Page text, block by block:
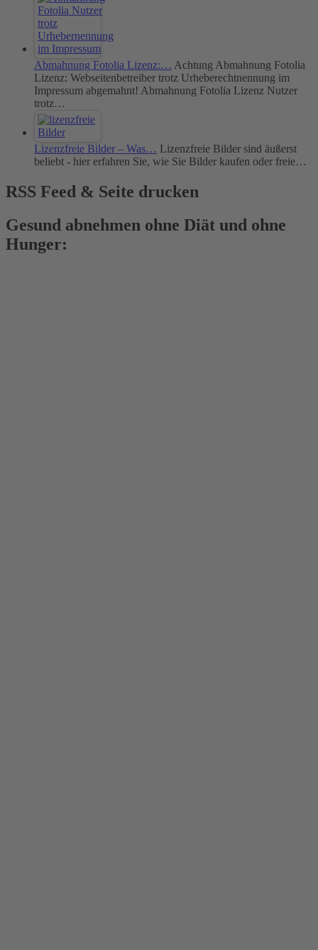
Abmahnung Fotolia Lizenz:… Achtung Abmahnung Fotolia
Lizenz: Webseitenbetreiber trotz Urheberechtnennung im
Impressum abgemahnt! Abmahnung Fotolia Lizenz Nutzer
trotz…
Lizenzfreie Bilder – Was… Lizenzfreie Bilder sind äußerst
beliebt - hier erfahren Sie, wie Sie Bilder kaufen oder freie…
RSS Feed & Seite drucken
Gesund abnehmen ohne Diät und ohne
Hunger: